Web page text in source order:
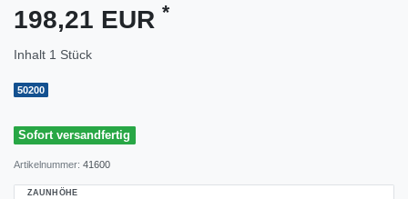
198,21 EUR *
Inhalt 1 Stück
50200
Sofort versandfertig
Artikelnummer: 41600
ZAUNHÖHE